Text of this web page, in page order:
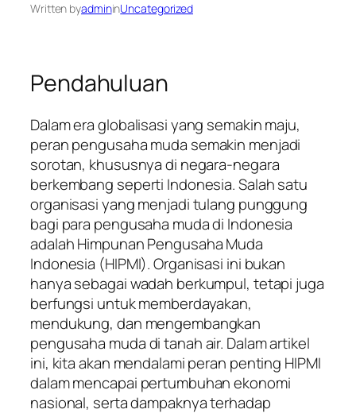
Written byadmininUncategorized
Pendahuluan
Dalam era globalisasi yang semakin maju,
peran pengusaha muda semakin menjadi
sorotan, khususnya di negara-negara
berkembang seperti Indonesia. Salah satu
organisasi yang menjadi tulang punggung
bagi para pengusaha muda di Indonesia
adalah Himpunan Pengusaha Muda
Indonesia (HIPMI). Organisasi ini bukan
hanya sebagai wadah berkumpul, tetapi juga
berfungsi untuk memberdayakan,
mendukung, dan mengembangkan
pengusaha muda di tanah air. Dalam artikel
ini, kita akan mendalami peran penting HIPMI
dalam mencapai pertumbuhan ekonomi
nasional, serta dampaknya terhadap